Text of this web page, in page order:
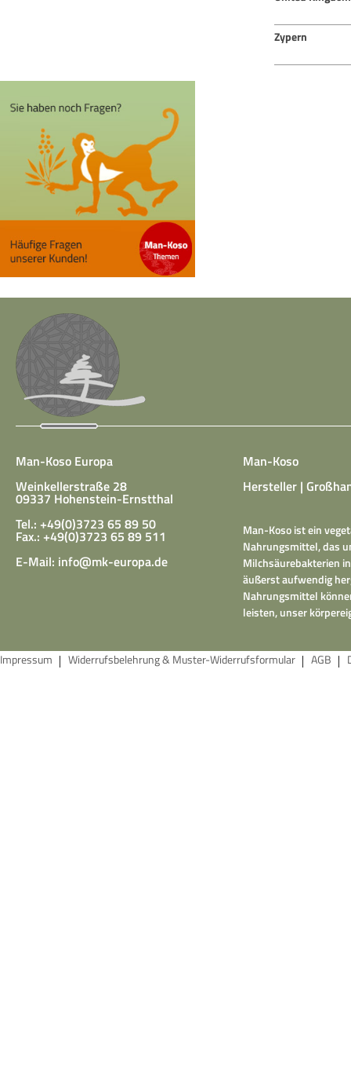
Zypern
Man-Koso Europa
Weinkellerstraße 28
09337 Hohenstein-Ernstthal
Tel.: +49(0)3723 65 89 50
Fax.: +49(0)3723 65 89 511
E-Mail: info@mk-europa.de
Man-Koso
Hersteller |
Man-Koso ist ein
Nahrungsmittel, das
Milchsäurebakterien
äußerst aufwendig
Nahrungsmittel
leisten, unser
Impressum Widerrufsbelehrung & Muster-Widerrufsformular AGB